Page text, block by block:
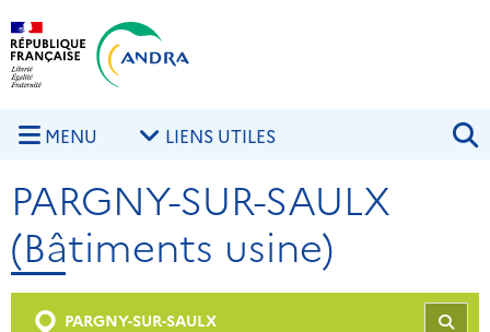
Aller au contenu principal
MENU LIENS UTILES
PARGNY-SUR-SAULX
(Bâtiments usine)
PARGNY-SUR-SAULX